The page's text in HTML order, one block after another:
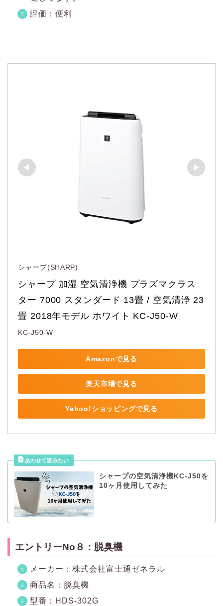
評価：便利
シャープ(SHARP)
シャープ 加湿 空気清浄機 プラズマクラス
ター 7000 スタンダード 13畳 / 空気清浄 23
畳 2018年モデル ホワイト KC-J50-W
KC-J50-W
Amazonで見る
楽天市場で見る
Yahoo!ショッピングで見る
シャープの空気清浄機KC-J50を
10ヶ月使用してみた
エントリーNo８：脱臭機
メーカー：株式会社富士通ゼネラル
商品名：脱臭機
型番：HDS-302G